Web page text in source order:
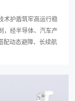
术护盾筑牢高运行稳
，经半导体、汽车产
配动态避障、长续航